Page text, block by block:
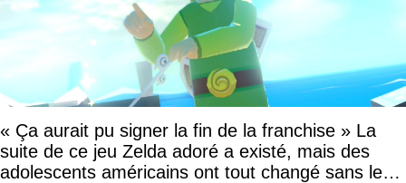
« Ça aurait pu signer la fin de la franchise » La
suite de ce jeu Zelda adoré a existé, mais des
adolescents américains ont tout changé sans le